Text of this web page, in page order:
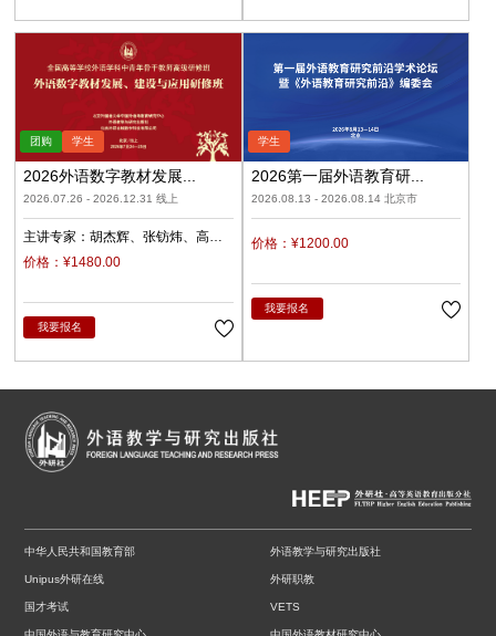
2026外语数字教材发展...
2026.07.26 - 2026.12.31 线上
主讲专家：胡杰辉 张钫炜
高
原
陈静 陈琛
价格：¥1480.00
我要报名
2026第一届外语教育研...
2026.08.13 - 2026.08.14 北京市
价格：¥1200.00
我要报名
中华人民共和国教育部 外语教学与研究出版社
Unipus外研在线 外研职教
国才考试 VETS